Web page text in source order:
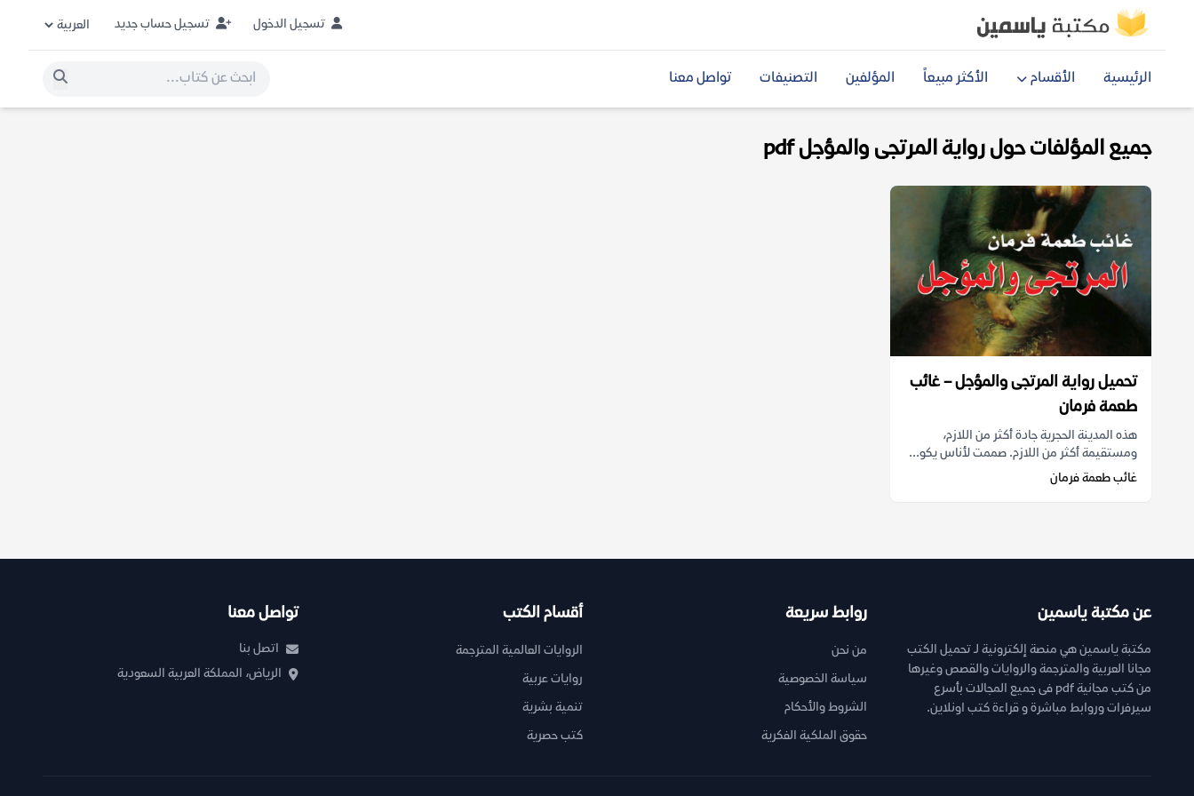
تسجيل الدخول تسجيل حساب جديد
الرئيسية الأقسام الأكثر مبيعاً المؤلفين التصنيفات تواصل معنا
جميع المؤلفات حول رواية المرتجى والمؤجل pdf
تحميل رواية المرتجى والمؤجل – غائب
طعمة فرمان
هذه المدينة الحجرية جادة أكثر من اللازم،
ومستقيمة أكثر من اللازم. صممت لأناس يكو...
غائب طعمة فرمان
عن مكتبة ياسمين
مكتبة ياسمين هي منصة إلكترونية لـ تحميل الكتب
مجانا العربية والمترجمة والروايات والقصص وغيرها
من كتب مجانية pdf فى جميع المجالات بأسرع
سيرفرات وروابط مباشرة و قراءة كتب اونلاين.
روابط سريعة
من نحن
سياسة الخصوصية
الشروط والأحكام
حقوق الملكية الفكرية
أقسام الكتب
الروايات العالمية المترجمة
روايات عربية
تنمية بشرية
كتب حصرية
تواصل معنا
اتصل بنا
الرياض، المملكة العربية السعودية